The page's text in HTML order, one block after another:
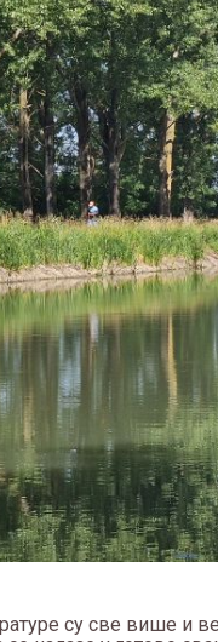
су све више и